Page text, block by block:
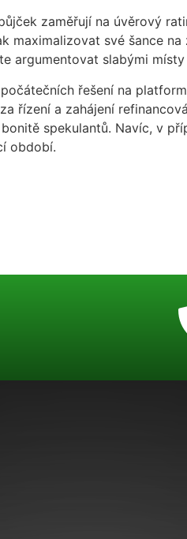
zaměřují na úvěrový
své šance
argumentovat slabými
řešení na
a zahájení
spekulantů. Navíc, v
období.